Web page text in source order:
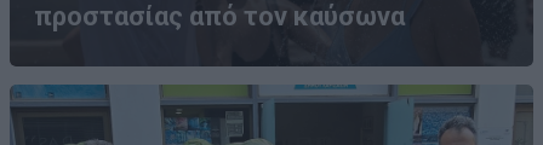
προστασίας από τον καύσωνα